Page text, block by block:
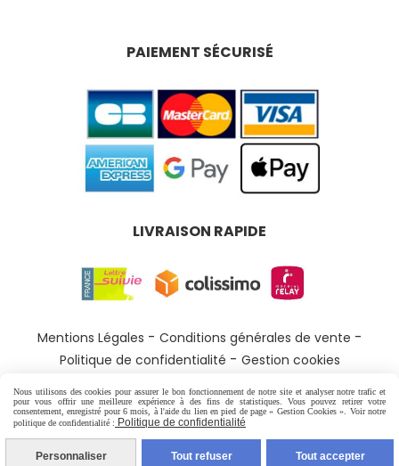
PAIEMENT SÉCURISÉ
LIVRAISON RAPIDE
Mentions Légales
Conditions générales de vente
Politique de confidentialité
Gestion cookies
Nous utilisons des cookies pour assurer le bon fonctionnement de notre site et analyser notre trafic et
pour vous offrir une meilleure expérience à des fins de statistiques. Vous pouvez retirer votre
consentement, enregistré pour 6 mois, à l'aide du lien en pied de page « Gestion Cookies ». Voir notre
politique de confidentialité : Politique de confidentialité
Personnaliser Tout refuser Tout accepter